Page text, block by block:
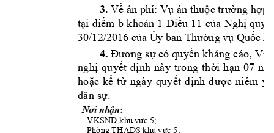
3. Về án phí: Vụ án thuộc trường hợp
tại điểm b khoản 1 Điều 11 của Nghị
30/12/2016 của Ủy ban Thường vụ Quốc
4. Đương sự có quyền kháng cáo, Vi
nghị quyết định này trong thời hạn 07 ngà
hoặc kể từ ngày quyết định được niêm y
dân sự.
Nơi nhận:
- VKSND khu vực 5;
- Phòng THADS khu vực 5;